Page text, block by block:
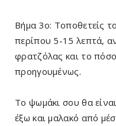
Βήμα 3ο: Τοποθετείς
περίπου 5-15 λεπτά,
φρατζόλας και το πόσο
προηγουμένως.
Το ψωμάκι σου θα
έξω και μαλακό από